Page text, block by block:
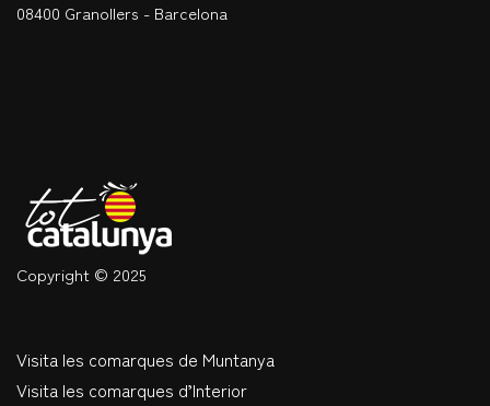
08400 Granollers - Barcelona
Copyright © 2025
Visita les comarques de Muntanya
Visita les comarques d’Interior